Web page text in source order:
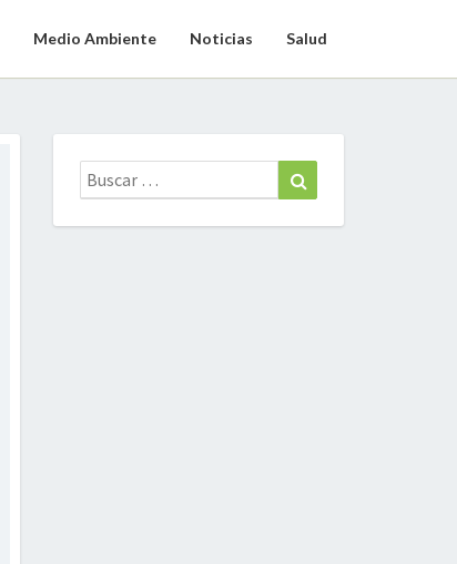
Medio Ambiente Noticias Salud
Buscar: